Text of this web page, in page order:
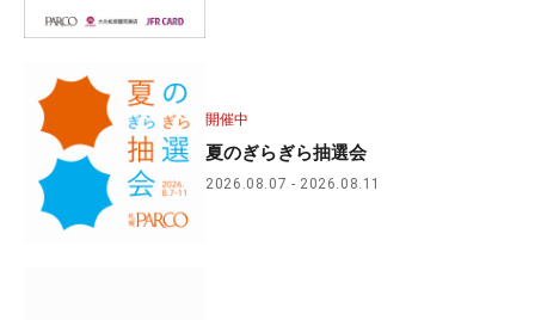
開催中
夏のぎらぎら抽選会
2026.08.07 2026.08.11